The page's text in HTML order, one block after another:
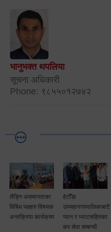
भानुभक्त थपलिया
सूचना अधिकारी
Phone: ९८५५०१२७४२
लैङ्गि असमानताका
विबिध पक्षहरु विषयक
अन्तक्रिया कार्यक्रम
हेटौँडा
उपमहानगरपालिकाबाटै
प्यान र भ्याटसहितका
कर सेवा सम्बन्धी